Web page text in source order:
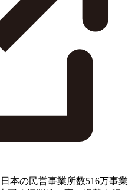
本の民営事業所数516万事業